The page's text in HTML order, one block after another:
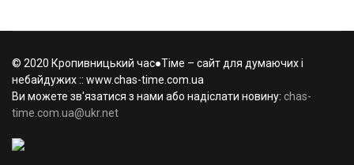
© 2020 Кропивницький час●Тіме – сайт для думаючих і
небайдужих :: www.chas-time.com.ua
Ви можете зв'язатися з нами або надіслати новину: chas-
time.com.ua@ukr.net